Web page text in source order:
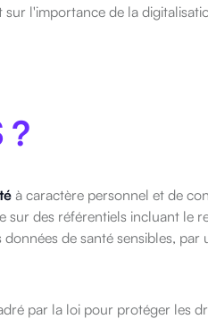
l'importance de la
?
à caractère personnel et de
sur des référentiels incluant le
de santé sensibles, par
par la loi pour protéger les